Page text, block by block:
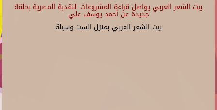
بيت الشعر العربي يواصل قراءة المشروعات النقدية المصرية بحلقة
جديدة عن أحمد يوسف علي
بيت الشعر العربي بمنزل الست وسيلة